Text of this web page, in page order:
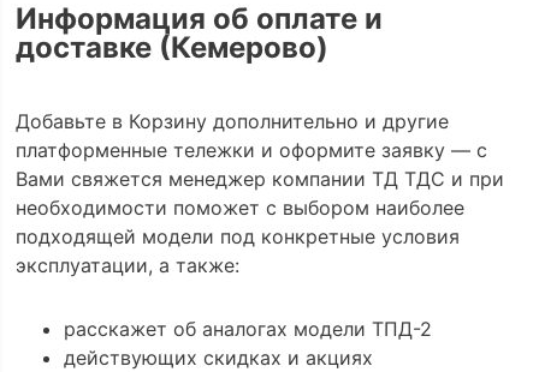
Информация об оплате и
доставке (Кемерово)
Добавьте в Корзину дополнительно и другие
платформенные тележки и оформите заявку — с
Вами свяжется менеджер компании ТД ТДС и при
необходимости поможет с выбором наиболее
подходящей модели под конкретные условия
эксплуатации, а также:
расскажет об аналогах модели ТПД-2
действующих скидках и акциях